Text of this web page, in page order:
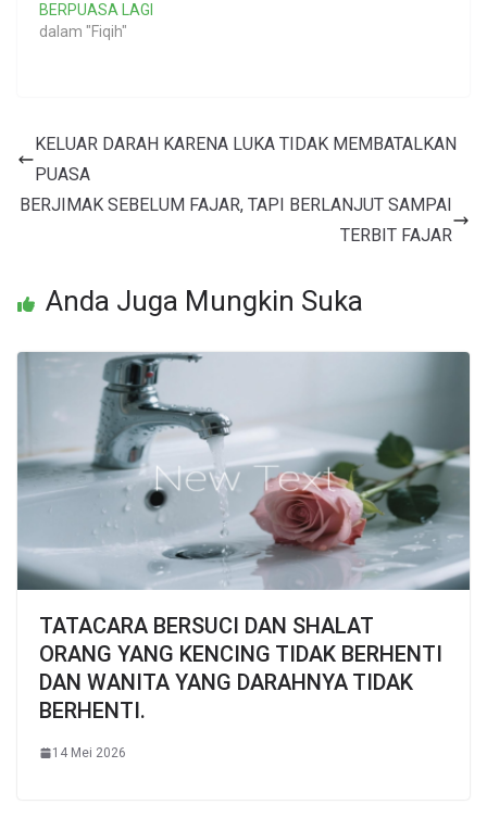
BERPUASA LAGI
dalam "Fiqih"
KELUAR DARAH KARENA LUKA TIDAK MEMBATALKAN
PUASA
BERJIMAK SEBELUM FAJAR, TAPI BERLANJUT SAMPAI
TERBIT FAJAR
Anda Juga Mungkin Suka
TATACARA BERSUCI DAN SHALAT
ORANG YANG KENCING TIDAK BERHENTI
DAN WANITA YANG DARAHNYA TIDAK
BERHENTI.
14 Mei 2026